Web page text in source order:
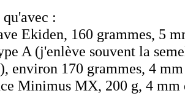
qu'avec :
Ekiden, 160 grammes, 5
A (j'enlève souvent la
environ 170 grammes, 4
Minimus MX, 200 g, 4 mm